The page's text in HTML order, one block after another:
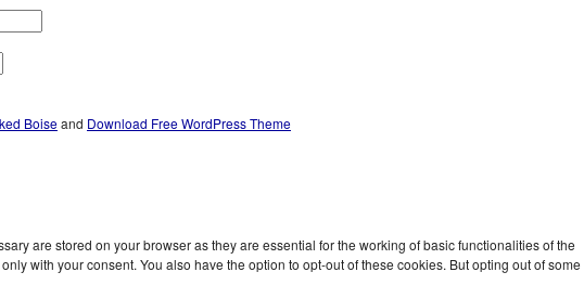
Boiseand Download Free WordPress Theme
are stored on your browser as they are essential for the working of basic functionalities of the
with your consent. You also have the option to opt-out of these cookies. But opting out of some